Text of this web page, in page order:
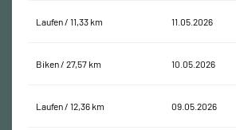
Laufen / 11,33 km 11.05.2026
Biken / 27,57 km 10.05.2026
Laufen / 12,36 km 09.05.2026